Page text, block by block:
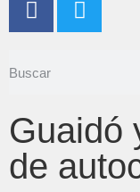
Guaidó
de